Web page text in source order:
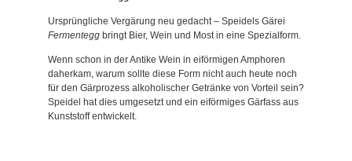
Ursprüngliche Vergärung neu gedacht – Speidels Gärei
Fermentegg bringt Bier, Wein und Most in eine Spezialform.
Wenn schon in der Antike Wein in eiförmigen Amphoren
daherkam, warum sollte diese Form nicht auch heute noch
für den Gärprozess alkoholischer Getränke von Vorteil sein?
Speidel hat dies umgesetzt und ein eiförmiges Gärfass aus
Kunststoff entwickelt.